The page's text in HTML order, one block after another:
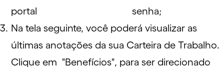
portal
senha;
Na tela seguinte, você poderá visualizar as
últimas anotações da sua Carteira de Trabalho.
Clique em "Benefícios", para ser direcionado